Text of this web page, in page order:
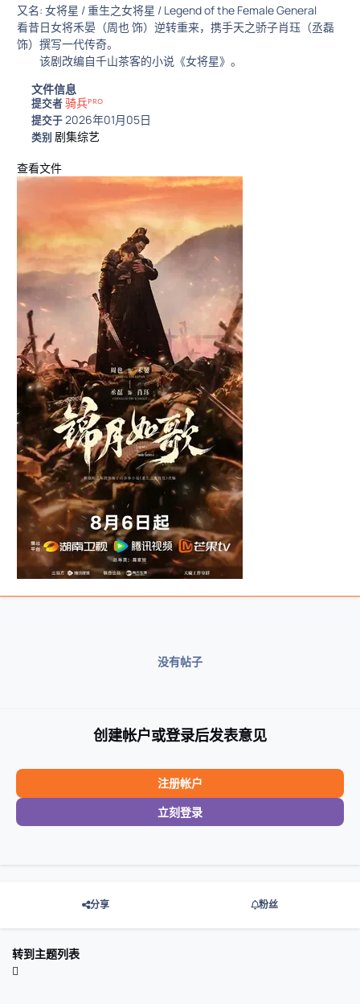
又名: 女将星 / 重生之女将星 / Legend of the Female General
看昔日女将禾晏（周也 饰）逆转重来，携手天之骄子肖珏（丞磊
饰）撰写一代传奇。
该剧改编自千山茶客的小说《女将星》。
文件信息
提交者骑兵ᴾᴿᴼ
提交于2026年01月05日
类别剧集综艺
查看文件
没有帖子
创建帐户或登录后发表意见
注册帐户
立刻登录
分享 粉丝
转到主题列表